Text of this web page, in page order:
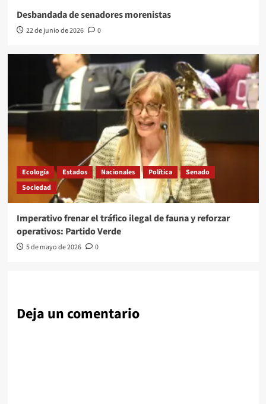
Desbandada de senadores morenistas
22 de junio de 2026 0
Ecología Estados Nacionales Política
Senado
Sociedad
Imperativo frenar el tráfico ilegal de fauna y reforzar
operativos: Partido Verde
5 de mayo de 2026 0
Deja un comentario